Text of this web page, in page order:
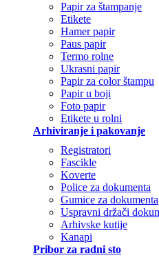
Papir za štampanje
Etikete
Hamer papir
Paus papir
Termo rolne
Ukrasni papir
Papir za color štampu
Papir u boji
Foto papir
Etikete u rolni
Arhiviranje i pakovanje
Registratori
Fascikle
Koverte
Police za dokumenta
Gumice za dokumenta
Uspravni držači
Arhivske kutije
Kanapi
Pribor za radni sto